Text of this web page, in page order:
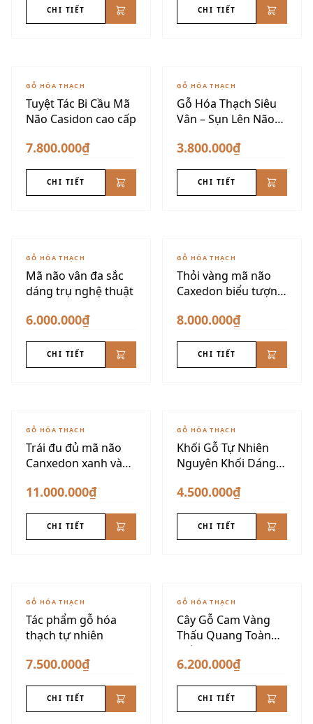
CHI TIẾT CHI TIẾT
GỖ HÓA THẠCH
Tuyệt Tác Bi Cầu Mã
Não Casidon cao cấp
7.800.000₫
CHI TIẾT
GỖ HÓA THẠCH
Gỗ Hóa Thạch Siêu
Vân – Sụn Lên Não
3.800.000₫
CHI TIẾT
GỖ HÓA THẠCH
Mã não vân đa sắc
dáng trụ nghệ thuật
6.000.000₫
CHI TIẾT
GỖ HÓA THẠCH
Thỏi vàng mã não
Caxedon biểu tượng
8.000.000₫
CHI TIẾT
GỖ HÓA THẠCH
Trái đu đủ mã não
Canxedon xanh vàng
11.000.000₫
CHI TIẾT
GỖ HÓA THẠCH
Khối Gỗ Tự Nhiên
Nguyên Khối Dáng
4.500.000₫
CHI TIẾT
GỖ HÓA THẠCH
Tác phẩm gỗ hóa
thạch tự nhiên
7.500.000₫
CHI TIẾT
GỖ HÓA THẠCH
Cây Gỗ Cam Vàng
Thấu Quang Toàn
Phần
6.200.000₫
CHI TIẾT